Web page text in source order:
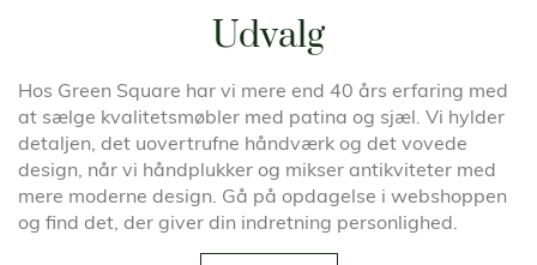
Udvalg
Hos Green Square har vi mere end 40 års erfaring med
at sælge kvalitetsmøbler med patina og sjæl. Vi hylder
detaljen, det uovertrufne håndværk og det vovede
design, når vi håndplukker og mikser antikviteter med
mere moderne design. Gå på opdagelse i webshoppen
og find det, der giver din indretning personlighed.